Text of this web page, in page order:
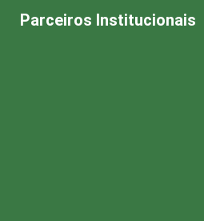
Parceiros Institucionais